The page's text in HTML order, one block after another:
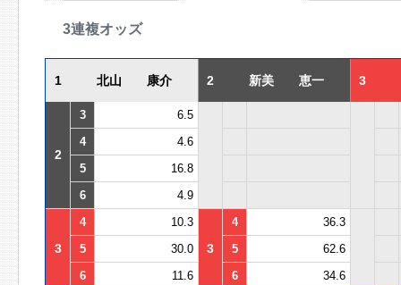
3連複オッズ
1 北山 康介 2 新美 恵一 3
2
3
6.5
4
4.6
5
16.8
6
4.9
3
4 10.3
3
4
36.3
5
30.0 5
62.6
6
11.6 6 34.6